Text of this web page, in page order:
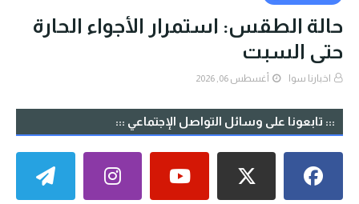
حالة الطقس: استمرار الأجواء الحارة
حتى السبت
اخبارنا سوا أغسطس 06, 2026
::: تابعونا على وسائل التواصل الإجتماعي :::